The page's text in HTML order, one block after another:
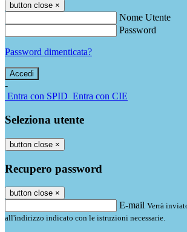
button close ×
Nome Utente
Password
Password dimenticata?
-
Entra con SPID Entra con CIE
Seleziona utente
button close ×
Recupero password
button close ×
E-mail Verrà
all'indirizzo indicato con le istruzioni necessarie.